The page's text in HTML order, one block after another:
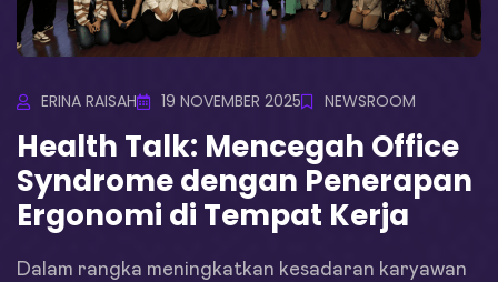
ERINA RAISAH 19 NOVEMBER 2025 NEWSROOM
Health Talk: Mencegah Office
Syndrome dengan Penerapan
Ergonomi di Tempat Kerja
Dalam rangka meningkatkan kesadaran karyawan